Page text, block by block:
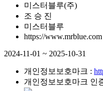
미스터블루(주)
조 승 진
미스터블루
https://www.mrblue.com
2024-11-01 ~ 2025-10-31
개인정보보호마크 :
개인정보보호마크 인